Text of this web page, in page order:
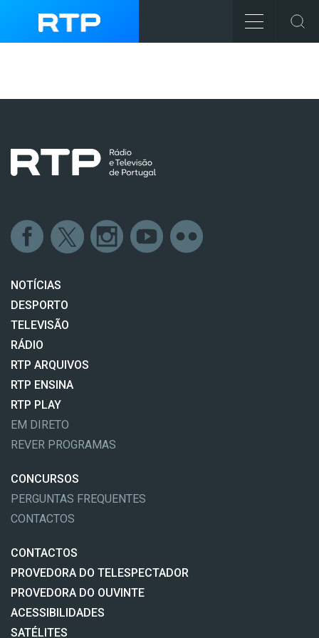
NOTÍCIAS
DESPORTO
TELEVISÃO
RÁDIO
RTP ARQUIVOS
RTP ENSINA
RTP PLAY
EM DIRETO
REVER PROGRAMAS
CONCURSOS
PERGUNTAS FREQUENTES
CONTACTOS
CONTACTOS
PROVEDORA DO TELESPECTADOR
PROVEDORA DO OUVINTE
ACESSIBILIDADES
SATÉLITES